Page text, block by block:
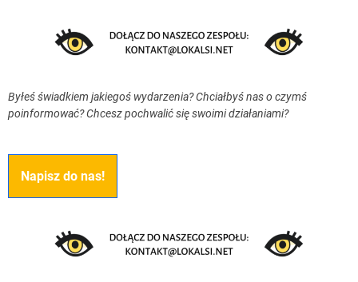
Byłeś świadkiem jakiegoś wydarzenia? Chciałbyś nas o czymś
poinformować? Chcesz pochwalić się swoimi działaniami?
Napisz do nas!